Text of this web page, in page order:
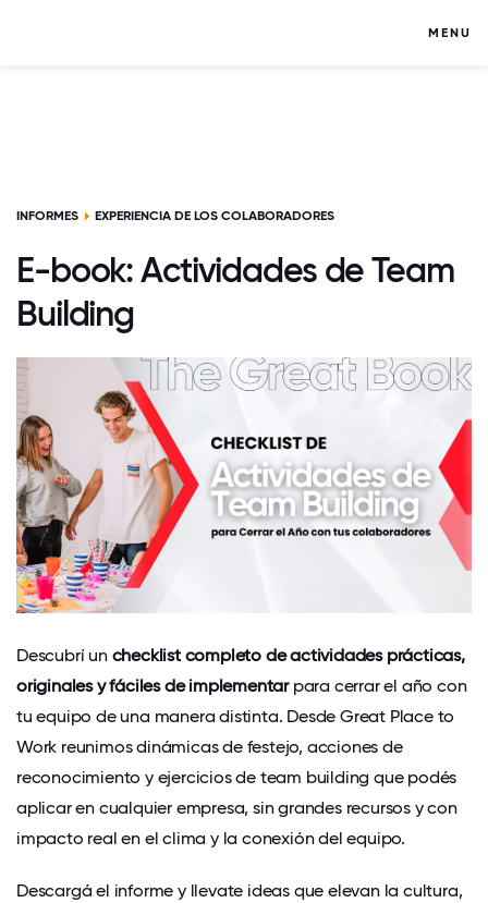
MENU
INFORMES EXPERIENCIA DE LOS COLABORADORES
E-book: Actividades de Team
Building
Descubrí un checklist completo de actividades prácticas,
originales y fáciles de implementarpara cerrar el año con
tu equipo de una manera distinta. Desde Great Place to
Work reunimos dinámicas de festejo, acciones de
reconocimiento y ejercicios de team building que podés
aplicar en cualquier empresa, sin grandes recursos y con
impacto real en el clima y la conexión del equipo.
Descargá el informe y llevate ideas que elevan la cultura,